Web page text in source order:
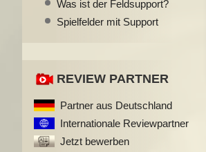
Was ist der Feldsupport?
Spielfelder mit Support
REVIEW PARTNER
Partner aus Deutschland
Internationale Reviewpartner
Jetzt bewerben